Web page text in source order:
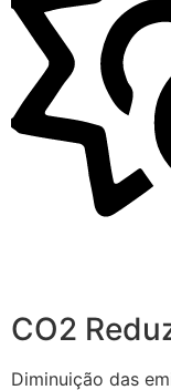
CO2
Diminuição das